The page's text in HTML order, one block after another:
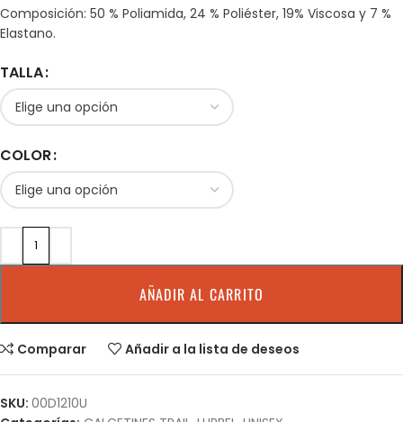
Composición: 50 % Poliamida, 24 % Poliéster, 19% Viscosa y 7 %
Elastano.
TALLA
COLOR
AÑADIR AL CARRITO
Comparar Añadir a la lista de deseos
SKU: 00D1210U